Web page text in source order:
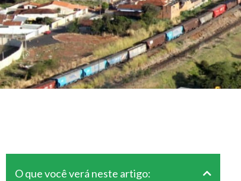
O que você verá neste artigo: